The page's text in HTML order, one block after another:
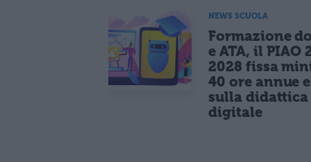
NEWS SCUOLA
Formazione
e ATA, il PIAO
2028 fissa
40 ore annue
sulla didattica
digitale